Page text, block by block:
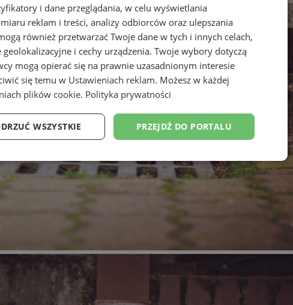
i dane przeglądania, w celu wyświetlania
reklam i treści, analizy odbiorców oraz ulepszania
również przetwarzać Twoje dane w tych i innych celach,
i cechy urządzenia. Twoje wybory dotyczą
mogą opierać się na prawnie uzasadnionym interesie
się temu w Ustawieniach reklam. Możesz w każdej
plików cookie. Polityka prywatności
PRZEJDŹ DO PORTALU
WSZYSTKIE
Targetowanie Funkcjonalność Niesklasyfikowane
funkcji strony internetowej, takich jak logowanie użytkownika i
nie można prawidłowo korzystać ze strony internetowej.
Opis